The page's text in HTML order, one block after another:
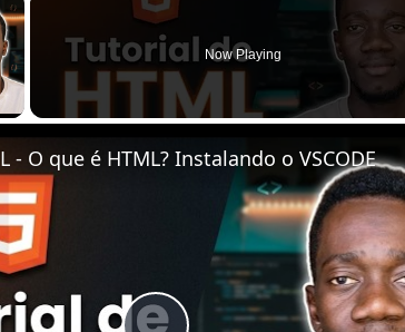
Now Playing
- O que é HTML? Instalando o VSCODE